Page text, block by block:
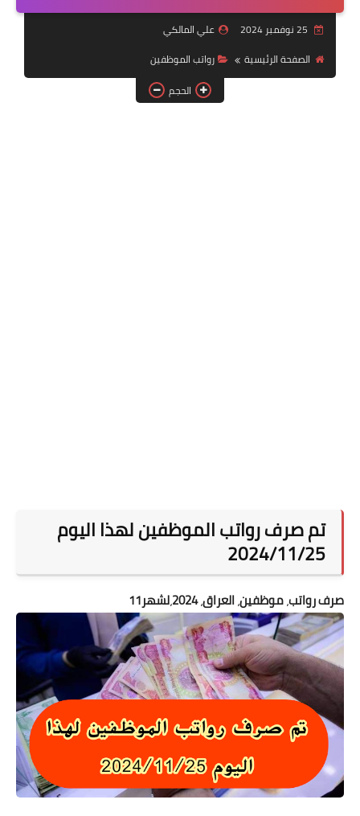
التقنية
سلف وقروض
وزارة العمل
علي المالكي
الصفحة الرئيسية
رواتب الموظفين
الحجم
تم صرف رواتب الموظفين لهذا اليوم
2024/11/25
صرف رواتب،موظفين،العراق،2024،لشهر11